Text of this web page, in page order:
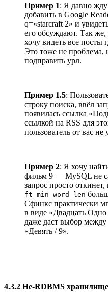
Пример 1: Я давно жду
добавить в Google
q=«starcraft 2» и
его обсуждают. Так же,
хочу видеть все посты
Это тоже не проблема,
подправить урл.
Пример 1.5:
строку поиска, ввёл
появилась ссылка
ссылкой на RSS для
пользователь от вас не
Пример 2: Я хочу
фильм 9 — MySQL не
запрос просто
ft_min_word_len
Сфинкс практически
в виде «Двадцать Одно
даже даст выбор
«Девять / 9».
4.3.2 Не-RDBMS хранилище